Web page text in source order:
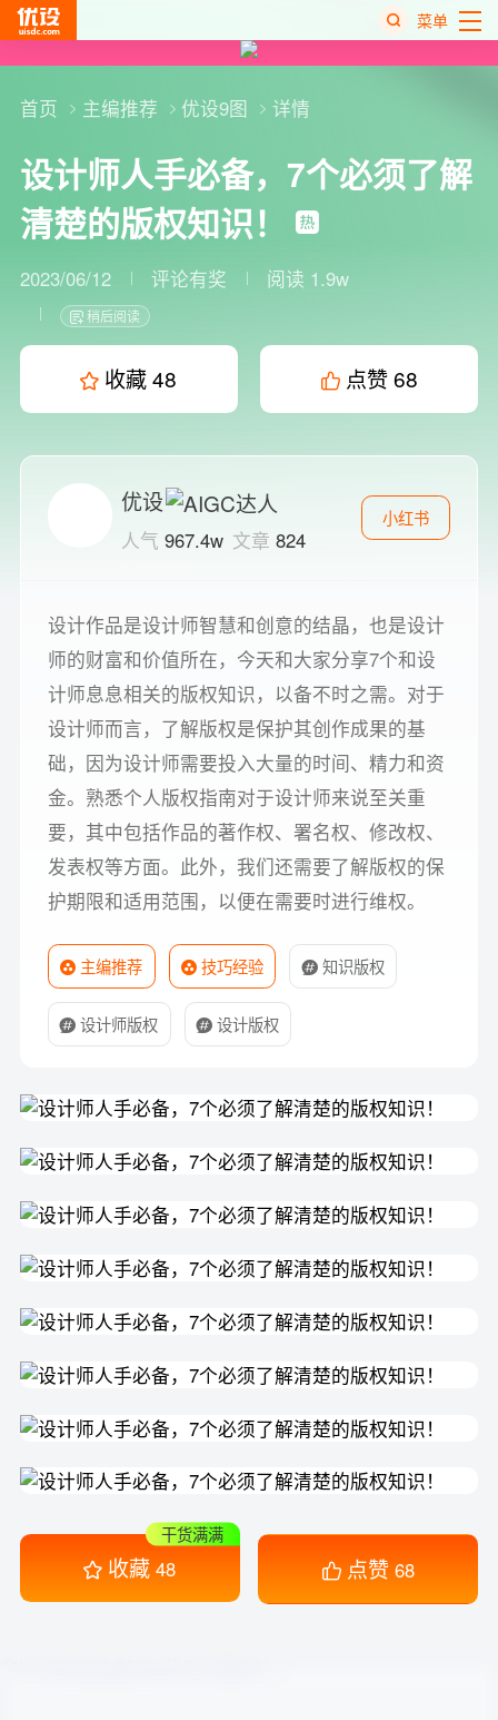
菜单
首页 主编推荐 优设9图 详情
设计师人手必备，7个必须了解
清楚的版权知识！
2023/06/12 评论有奖 阅读 1.9w
稍后阅读
收藏48 点赞 68
设计作品是设计师智慧和创意的结晶，也是设计
师的财富和价值所在，今天和大家分享7个和设
计师息息相关的版权知识，以备不时之需。对于
设计师而言，了解版权是保护其创作成果的基
础，因为设计师需要投入大量的时间、精力和资
金。熟悉个人版权指南对于设计师来说至关重
要，其中包括作品的著作权、署名权、修改权、
发表权等方面。此外，我们还需要了解版权的保
护期限和适用范围，以便在需要时进行维权。
主编推荐 技巧经验 知识版权
设计师版权 设计版权
优设
人气 967.4w 文章 824
小红书
收藏 48
干货满满
点赞 68